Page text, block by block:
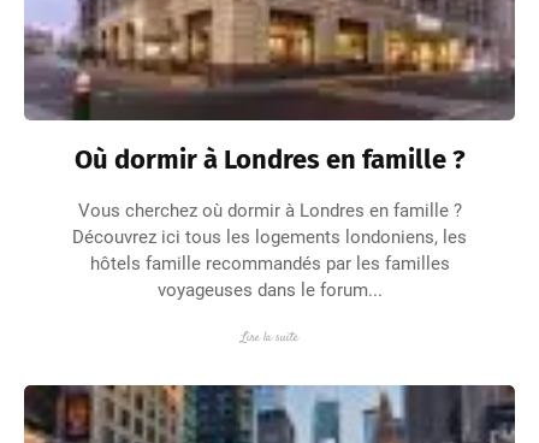
Où dormir à Londres en famille ?
Vous cherchez où dormir à Londres en famille ?
Découvrez ici tous les logements londoniens, les
hôtels famille recommandés par les familles
voyageuses dans le forum...
Lire la suite